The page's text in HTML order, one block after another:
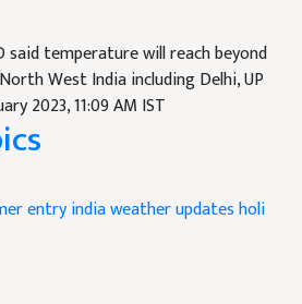
said temperature will reach beyond
West India including Delhi, UP
2023, 11:09 AM IST
entryindia weather updatesholi